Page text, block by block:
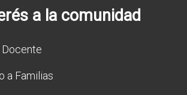
a la comunidad
a Familias